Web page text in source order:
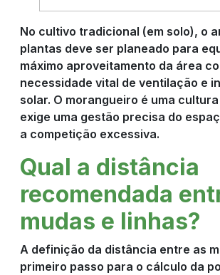
No cultivo tradicional (em solo), o
plantas deve ser planeado para
máximo aproveitamento da área
necessidade vital de ventilação e
solar. O morangueiro é uma
exige uma gestão precisa do
a competição excessiva.
Qual a distância
recomendada
mudas e linhas?
A definição da distância entre as
primeiro passo para o cálculo da